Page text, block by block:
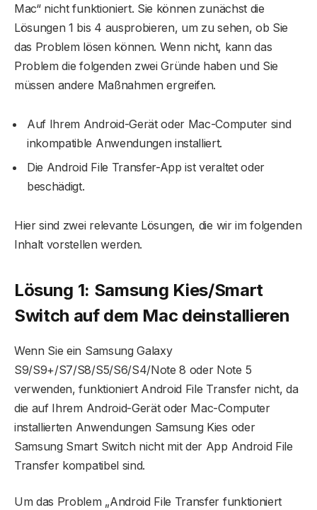
Mac“ nicht funktioniert. Sie können zunächst die
Lösungen 1 bis 4 ausprobieren, um zu sehen, ob Sie
das Problem lösen können. Wenn nicht, kann das
Problem die folgenden zwei Gründe haben und Sie
müssen andere Maßnahmen ergreifen.
Auf Ihrem Android-Gerät oder Mac-Computer sind
inkompatible Anwendungen installiert.
Die Android File Transfer-App ist veraltet oder
beschädigt.
Hier sind zwei relevante Lösungen, die wir im folgenden
Inhalt vorstellen werden.
Lösung 1: Samsung Kies/Smart
Switch auf dem Mac deinstallieren
Wenn Sie ein Samsung Galaxy
S9/S9+/S7/S8/S5/S6/S4/Note 8 oder Note 5
verwenden, funktioniert Android File Transfer nicht, da
die auf Ihrem Android-Gerät oder Mac-Computer
installierten Anwendungen Samsung Kies oder
Samsung Smart Switch nicht mit der App Android File
Transfer kompatibel sind.
Um das Problem „Android File Transfer funktioniert